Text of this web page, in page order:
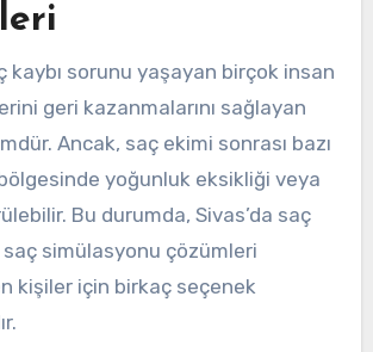
kaybı sorunu yaşayan birçok insan
geri kazanmalarını sağlayan
Ancak, saç ekimi sonrası bazı
yoğunluk eksikliği veya
Bu durumda, Sivas’da saç
saç simülasyonu çözümleri
kişiler için birkaç seçenek